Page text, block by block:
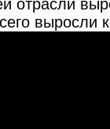
отрасли
выросли